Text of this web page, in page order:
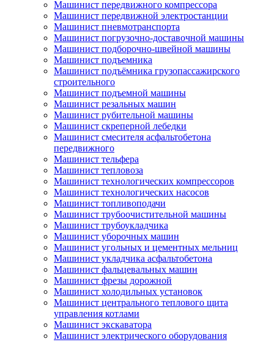
Машинист передвижного компрессора
Машинист передвижной электростанции
Машинист пневмотранспорта
Машинист погрузочно-доставочной машины
Машинист подборочно-швейной машины
Машинист подъемника
Машинист подъёмника грузопассажирского
строительного
Машинист подъемной машины
Машинист резальных машин
Машинист рубительной машины
Машинист скреперной лебедки
Машинист смесителя асфальтобетона
передвижного
Машинист тельфера
Машинист тепловоза
Машинист технологических компрессоров
Машинист технологических насосов
Машинист топливоподачи
Машинист трубоочистительной машины
Машинист трубоукладчика
Машинист уборочных машин
Машинист угольных и цементных мельниц
Машинист укладчика асфальтобетона
Машинист фальцевальных машин
Машинист фрезы дорожной
Машинист холодильных установок
Машинист центрального теплового щита
управления котлами
Машинист экскаватора
Машинист электрического оборудования